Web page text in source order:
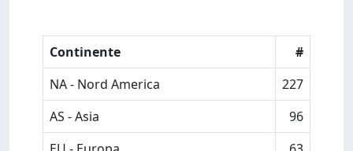
Continente
#
NA - Nord America
227
AS - Asia
96